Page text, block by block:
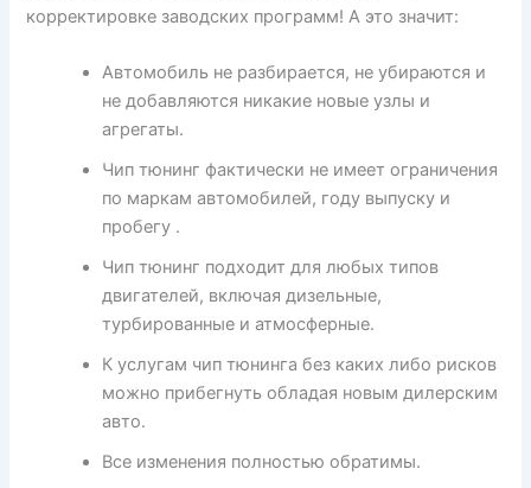
корректировке заводских программ! А это значит:
Автомобиль не разбирается, не убираются и
не добавляются никакие новые узлы и
агрегаты.
Чип тюнинг фактически не имеет ограничения
по маркам автомобилей, году выпуску и
пробегу .
Чип тюнинг подходит для любых типов
двигателей, включая дизельные,
турбированные и атмосферные.
К услугам чип тюнинга без каких либо рисков
можно прибегнуть обладая новым дилерским
авто.
Все изменения полностью обратимы.